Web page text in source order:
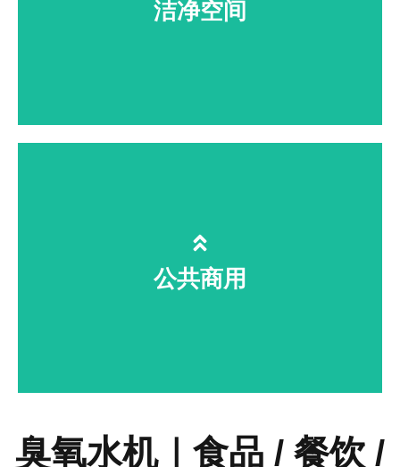
洁净空间
制药医美实验室、手术室持续消杀，
满足十万级洁净标准
公共商用
臭氧水机｜食品 / 餐饮 /